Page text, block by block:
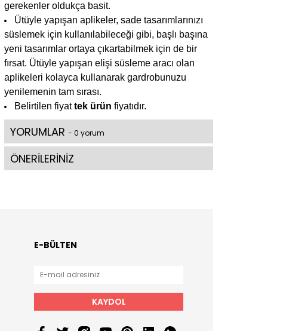
gerekenler oldukça basit.
Ütüyle yapışan aplikeler, sade tasarımlarınızı
süslemek için kullanılabileceği gibi, başlı başına
yeni tasarımlar ortaya çıkartabilmek için de bir
fırsat. Ütüyle yapışan elişi süsleme aracı olan
aplikeleri kolayca kullanarak gardrobunuzu
yenilemenin tam sırası.
Belirtilen fiyattek ürün fiyatıdır.
YORUMLAR - 0 yorum
ÖNERİLERİNİZ
E-BÜLTEN
KAYDOL